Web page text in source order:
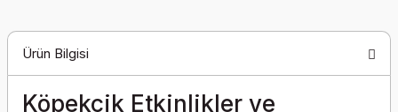
Ürün Bilgisi
Köpekçik Etkinlikler ve